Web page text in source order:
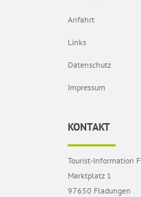
Anfahrt
Links
Datenschutz
Impressum
KONTAKT
Tourist-Information
Marktplatz 1
97650 Fladungen